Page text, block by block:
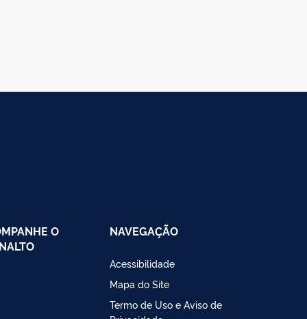
O
NAVEGAÇÃO
Acessibilidade
Mapa do Site
Termo de Uso e Aviso de